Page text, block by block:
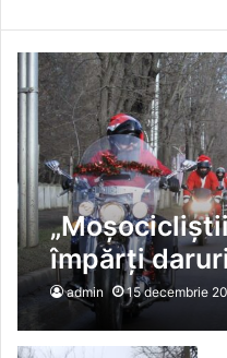
împărți
Crăciun
admin 15 decembrie